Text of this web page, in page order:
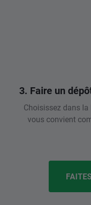
3. Faire un
Choisissez dans
vous convient